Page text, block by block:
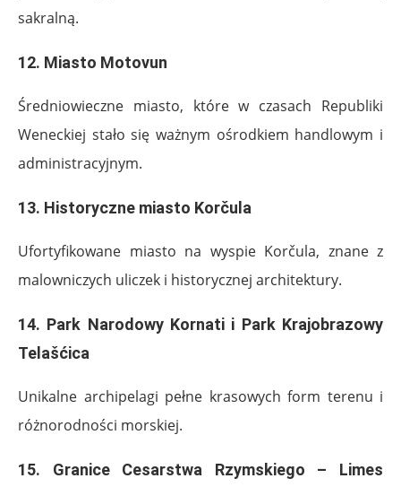
sakralną.
12. Miasto Motovun
Średniowieczne miasto, które w czasach Republiki
Weneckiej stało się ważnym ośrodkiem handlowym i
administracyjnym.
13. Historyczne miasto Korčula
Ufortyfikowane miasto na wyspie Korčula, znane z
malowniczych uliczek i historycznej architektury.
14. Park Narodowy Kornati i Park Krajobrazowy
Telašćica
Unikalne archipelagi pełne krasowych form terenu i
różnorodności morskiej.
15. Granice Cesarstwa Rzymskiego – Limes